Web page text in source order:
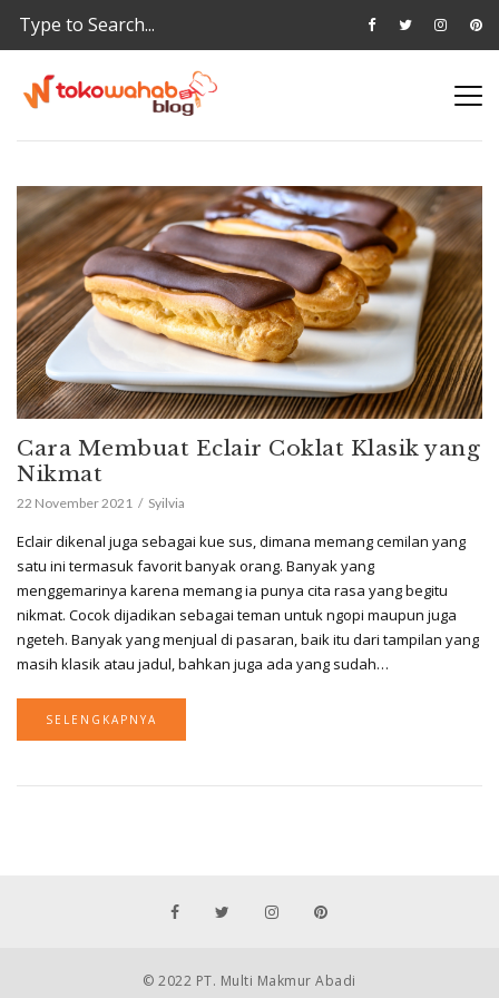
Cara Membuat Eclair Coklat Klasik yang
Nikmat
22 November 2021 Syilvia
Eclair dikenal juga sebagai kue sus, dimana memang cemilan yang
satu ini termasuk favorit banyak orang. Banyak yang
menggemarinya karena memang ia punya cita rasa yang begitu
nikmat. Cocok dijadikan sebagai teman untuk ngopi maupun juga
ngeteh. Banyak yang menjual di pasaran, baik itu dari tampilan yang
masih klasik atau jadul, bahkan juga ada yang sudah…
SELENGKAPNYA
© 2022 PT. Multi Makmur Abadi